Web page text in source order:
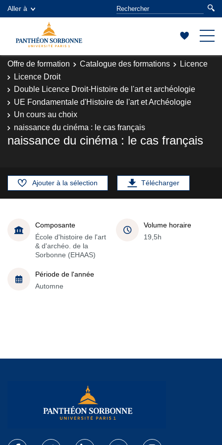
Aller à
Offre de formation Catalogue des formations
Licence
Licence Droit
Double Licence Droit-Histoire de l'art et archéologie
UE Fondamentale d'Histoire de l'art et Archéologie
Un cours au choix
naissance du cinéma : le cas français
naissance du cinéma : le cas français
Ajouter à la sélection Télécharger
Composante
École d'histoire de l'art
& d'archéo. de la
Sorbonne (EHAAS)
Volume horaire
19,5h
Période de l'année
Automne